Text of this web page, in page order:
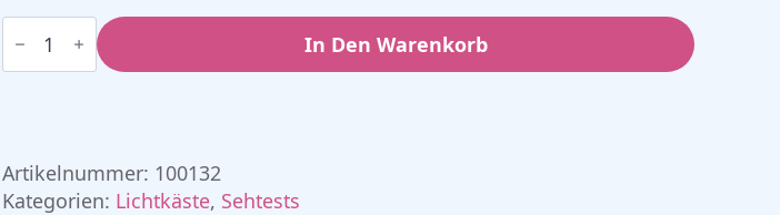
LED
Lichtkasten
1200
In Den Warenkorb
Artikelnummer: 100132
Kategorien: Lichtkäste, Sehtests